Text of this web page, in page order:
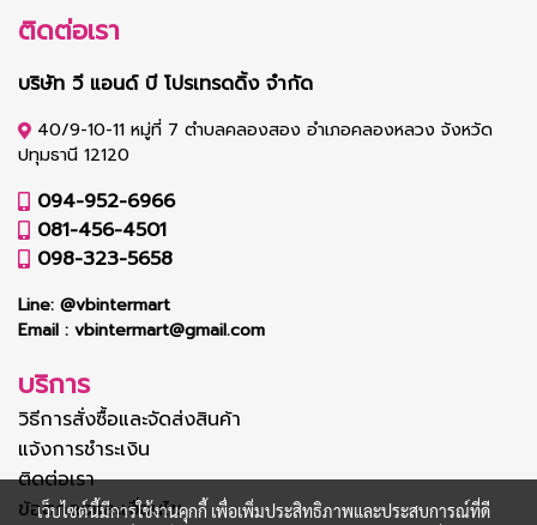
ติดต่อเรา
บริษัท วี แอนด์ บี โปรเทรดดิ้ง จำกัด
40/9-10-11 หมู่ที่ 7 ตำบลคลองสอง อำเภอคลองหลวง จังหวัด
ปทุมธานี 12120
094-952-6966
081-456-4501
098-323-5658
Line: @vbintermart
Email : vbintermart@gmail.com
บริการ
วิธีการสั่งซื้อและจัดส่งสินค้า
แจ้งการชำระเงิน
ติดต่อเรา
ข้อตกลงและเงื่อนไข
เว็บไซต์นี้มีการใช้งานคุกกี้ เพื่อเพิ่มประสิทธิภาพและประสบการณ์ที่ดี